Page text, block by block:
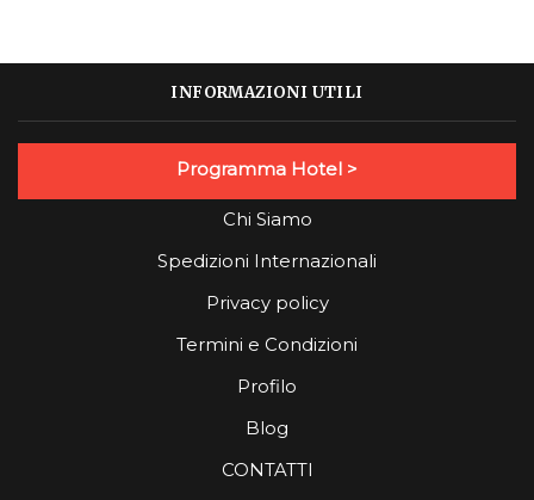
INFORMAZIONI UTILI
Programma Hotel >
Chi Siamo
Spedizioni Internazionali
Privacy policy
Termini e Condizioni
Profilo
Blog
CONTATTI